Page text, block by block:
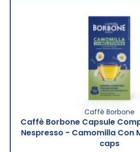
Caffè Borbone
Caffè Borbone Capsule
Nespresso - Camomilla Con
caps